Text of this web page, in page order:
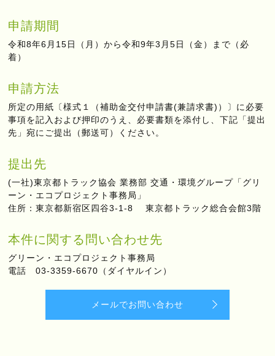
申請期間
令和8年6月15日（月）から令和9年3月5日（金）まで（必
着）
申請方法
所定の用紙〔様式１（補助金交付申請書(兼請求書)）〕に必要
事項を記入および押印のうえ、必要書類を添付し、下記「提出
先」宛にご提出（郵送可）ください。
提出先
(一社)東京都トラック協会 業務部 交通・環境グループ「グリ
ーン・エコプロジェクト事務局」
住所：東京都新宿区四谷3-1-8 東京都トラック総合会館3階
本件に関する問い合わせ先
グリーン・エコプロジェクト事務局
電話 03-3359-6670（ダイヤルイン）
メールでお問い合わせ